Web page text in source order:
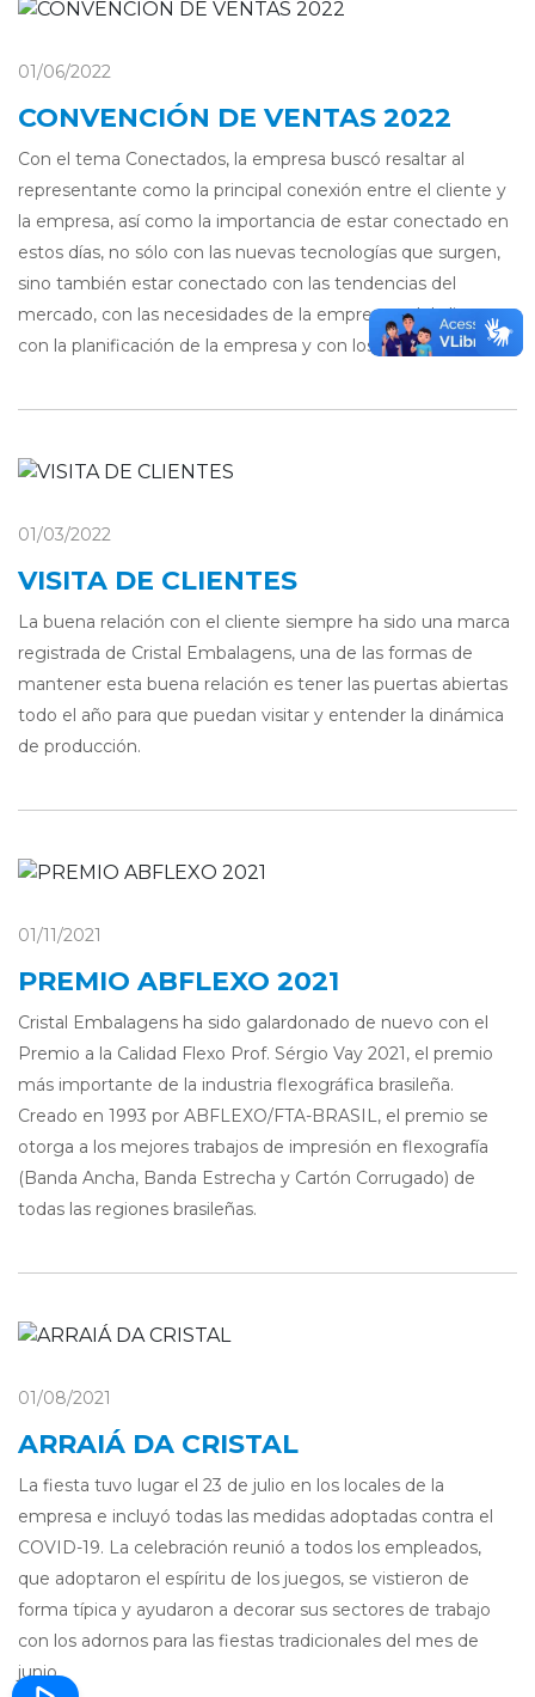
01/06/2022
CONVENCIÓN DE VENTAS 2022
Con el tema Conectados, la empresa buscó resaltar al
representante como la principal conexión entre el cliente y
la empresa, así como la importancia de estar conectado en
estos días, no sólo con las nuevas tecnologías que surgen,
sino también estar conectado con las tendencias del
mercado, con las necesidades de la empresa y del cliente,
con la planificación de la empresa y con los objetivos fijados.
01/03/2022
VISITA DE CLIENTES
La buena relación con el cliente siempre ha sido una marca
registrada de Cristal Embalagens, una de las formas de
mantener esta buena relación es tener las puertas abiertas
todo el año para que puedan visitar y entender la dinámica
de producción.
01/11/2021
PREMIO ABFLEXO 2021
Cristal Embalagens ha sido galardonado de nuevo con el
Premio a la Calidad Flexo Prof. Sérgio Vay 2021, el premio
más importante de la industria flexográfica brasileña.
Creado en 1993 por ABFLEXO/FTA-BRASIL, el premio se
otorga a los mejores trabajos de impresión en flexografía
(Banda Ancha, Banda Estrecha y Cartón Corrugado) de
todas las regiones brasileñas.
01/08/2021
ARRAIÁ DA CRISTAL
La fiesta tuvo lugar el 23 de julio en los locales de la
empresa e incluyó todas las medidas adoptadas contra el
COVID-19. La celebración reunió a todos los empleados,
que adoptaron el espíritu de los juegos, se vistieron de
forma típica y ayudaron a decorar sus sectores de trabajo
con los adornos para las fiestas tradicionales del mes de
junio.